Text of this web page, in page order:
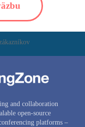
and collaboration
open-source
platforms –